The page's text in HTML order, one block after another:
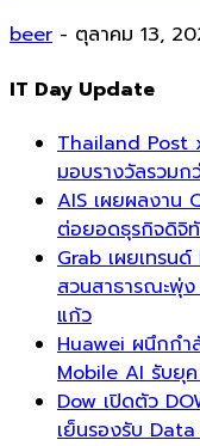
beer - ตุลาคม 13,
IT Day Update
Thailand Post
มอบรางวัลรวมก
AIS เผยผลงาน
ต่อยอดธุรกิจดิจิ
Grab เผยเทรน
สวนสาธารณะพุ่ง
แก้ว
Huawei ผนึกกำ
Mobile AI รับยุ
Dow เปิดตัว
เย็นรองรับ